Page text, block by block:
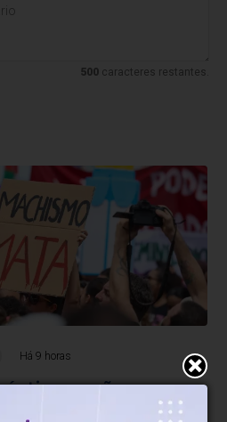
500caracteres restantes.
Há 9 horas
expõe
dizem